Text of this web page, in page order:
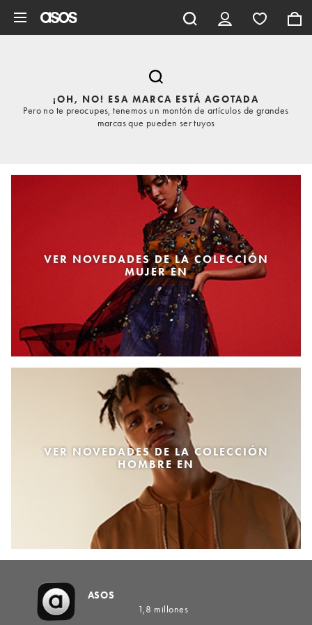
¡OH, NO! ESA MARCA ESTÁ AGOTADA
Pero no te preocupes, tenemos un montón de artículos de grandes
marcas que pueden ser tuyos
VER NOVEDADES DE LA COLECCIÓN
MUJER EN
VER NOVEDADES DE LA COLECCIÓN
HOMBRE EN
ASOS
1,8 millones